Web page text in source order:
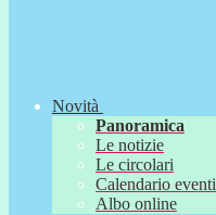
Novità
Panoramica
Le notizie
Le circolari
Calendario eventi
Albo online